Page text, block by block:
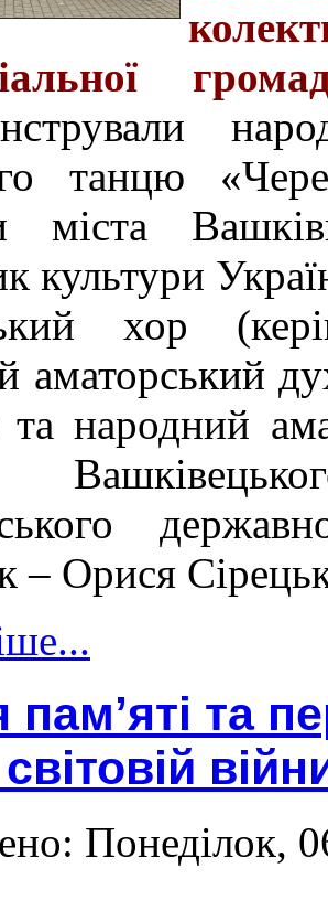
танцю
міста
культури
хор
аматорський
народний
– Орися
та
Понеділок,